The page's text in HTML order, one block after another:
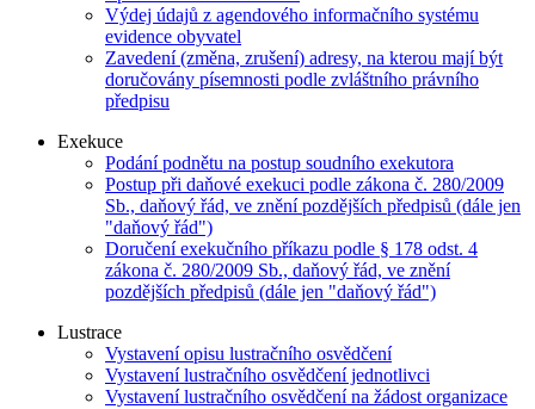
Výdej údajů z agendového informačního systému
evidence obyvatel
Zavedení (změna, zrušení) adresy, na kterou mají být
doručovány písemnosti podle zvláštního právního
předpisu
Exekuce
Podání podnětu na postup soudního exekutora
Postup při daňové exekuci podle zákona č. 280/2009
Sb., daňový řád, ve znění pozdějších předpisů (dále jen
"daňový řád")
Doručení exekučního příkazu podle § 178 odst. 4
zákona č. 280/2009 Sb., daňový řád, ve znění
pozdějších předpisů (dále jen "daňový řád")
Lustrace
Vystavení opisu lustračního osvědčení
Vystavení lustračního osvědčení jednotlivci
Vystavení lustračního osvědčení na žádost organizace